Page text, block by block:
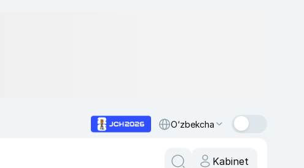
O‘zbekcha
Kabinet